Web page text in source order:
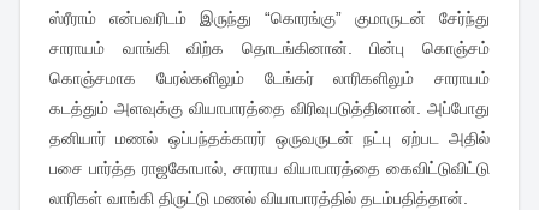
ஸ்ரீராம் என்பவரிடம் இருந்து “கொரங்கு” குமாருடன் சேர்ந்து
சாராயம் வாங்கி விற்க தொடங்கினான். பின்பு கொஞ்சம்
கொஞ்சமாக பேரல்களிலும் டேங்கர் லாரிகளிலும் சாராயம்
கடத்தும் அளவுக்கு வியாபாரத்தை விரிவுபடுத்தினான். அப்போது
தனியார் மணல் ஒப்பந்தக்காரர் ஒருவருடன் நட்பு ஏற்பட அதில்
பசை பார்த்த ராஜகோபால், சாராய வியாபாரத்தை கைவிட்டுவிட்டு
லாரிகள் வாங்கி திருட்டு மணல் வியாபாரத்தில் தடம்பதித்தான்.